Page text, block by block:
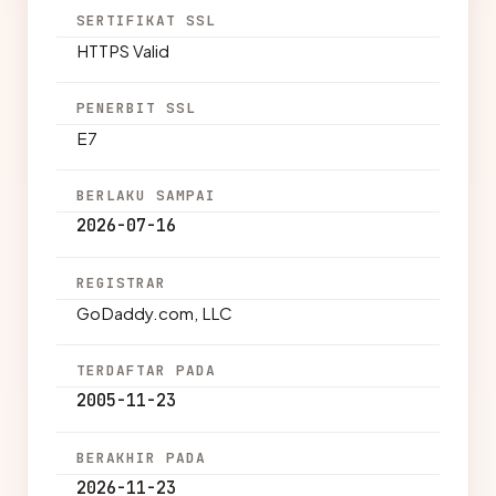
SERTIFIKAT SSL
HTTPS Valid
PENERBIT SSL
E7
BERLAKU SAMPAI
2026-07-16
REGISTRAR
GoDaddy.com, LLC
TERDAFTAR PADA
2005-11-23
BERAKHIR PADA
2026-11-23